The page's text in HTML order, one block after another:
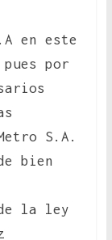
en este
por
S.A.
bien
la ley